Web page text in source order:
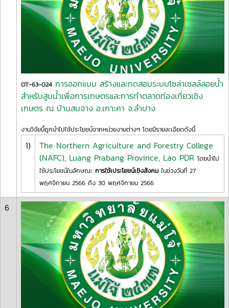
OT-63-024 การออกแบบ สร้างและทดสอบระบบโซล่าเซลล์ลอยน้ำ
สำหรับสูบน้ำเพื่อการเกษตรและการทำตลาดท่องเที่ยวเชิง
เกษตร ณ บ้านสบจาง อ.เกาะคา จ.ลำปาง
งานวิจัยนี้ถูกนำไปใช้ประโยชน์จากหน่วยงานต่างๆ โดยมีรายละเอียดดังนี้
1)
The Northern Agriculture and Forestry College
(NAFC), Luang Prabang Province, Lao PDR โดยนำไป
ใช้ประโยชน์ในลักษณะ การใช้เประโยชน์เชิงสังคม ในช่วงวันที่ 27
พฤศจิกายน 2566 ถึง 30 พฤศจิกายน 2566
6